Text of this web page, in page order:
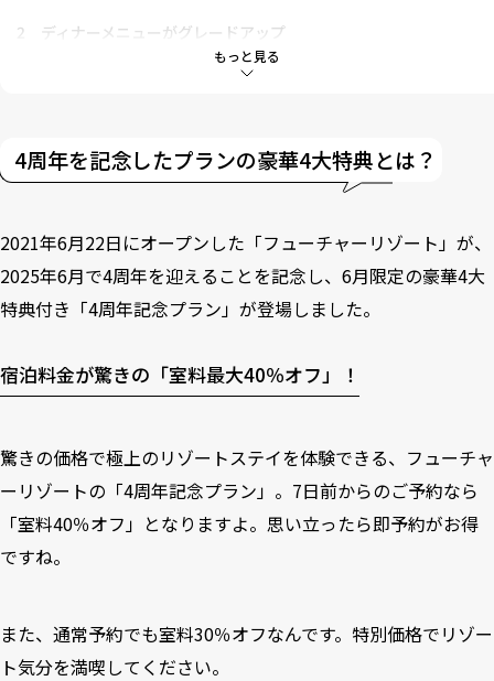
もっと見る
2
ディナーメニューがグレードアップ
1人1キロの大ボリューム！「牡蠣のカンカン焼き」
5
もっと自由な旅を！キャンピングカーのレンタル開始
4周年を記念したプランの豪華4大特典とは？
2021年6月22日にオープンした「フューチャーリゾート」が、
2025年6月で4周年を迎えることを記念し、6月限定の豪華4大
特典付き「4周年記念プラン」が登場しました。
宿泊料金が驚きの「室料最大40％オフ」！
驚きの価格で極上のリゾートステイを体験できる、フューチャ
ーリゾートの「4周年記念プラン」。7日前からのご予約なら
「室料40％オフ」となりますよ。思い立ったら即予約がお得
ですね。
また、通常予約でも室料30％オフなんです。特別価格でリゾー
ト気分を満喫してください。